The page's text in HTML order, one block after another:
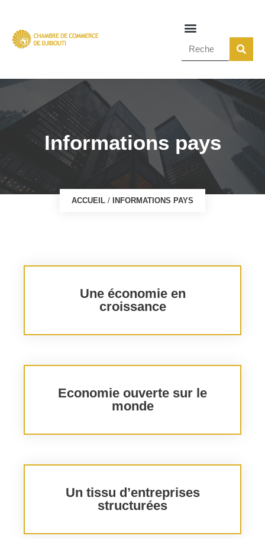
Informations pays
ACCUEIL / INFORMATIONS PAYS
Une économie en
croissance​
Economie ouverte sur le
monde​
Un tissu d’entreprises
structurées​